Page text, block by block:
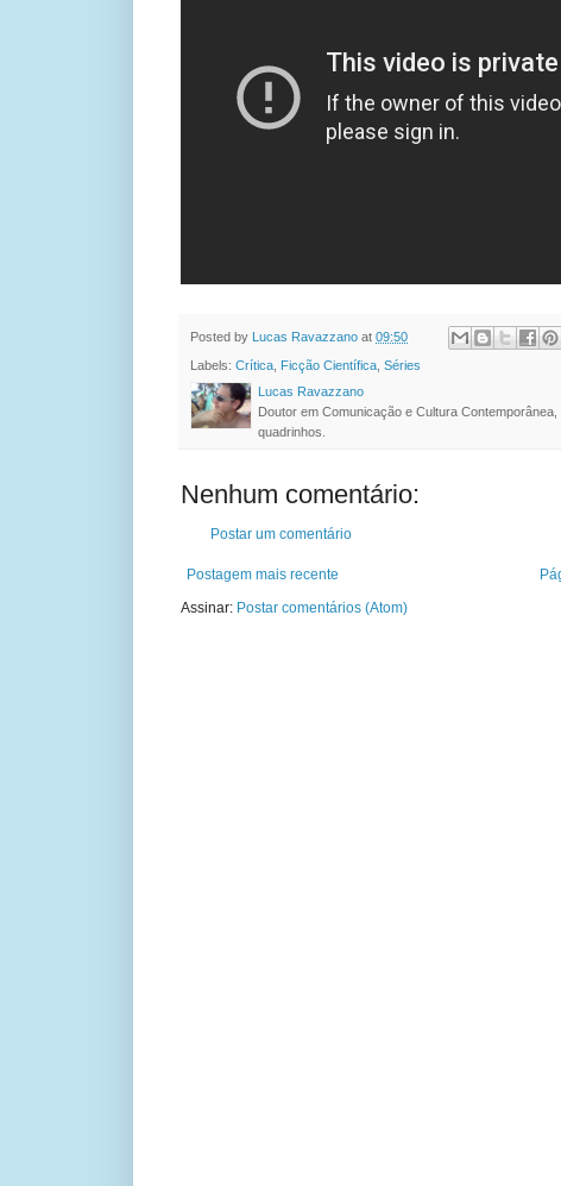
Posted by Lucas Ravazzano at 09:50
Labels: Crítica Ficção Científica Séries
Lucas Ravazzano
Doutor em Comunicação e Cultura
quadrinhos.
Nenhum comentário:
Postar um comentário
Postagem mais recente
Assinar: Postar comentários (Atom)